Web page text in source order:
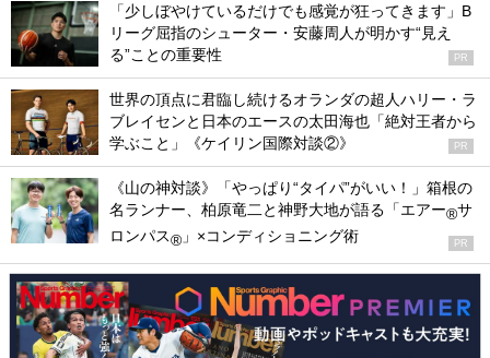
「少しぼやけているだけでも感覚が狂ってきます」B
リーグ屈指のシューター・安藤周人が明かす“見え
る”ことの重要性
PR
世界の頂点に君臨し続けるオランダの超人ハリー・ラ
ブレイセンと日本のエースの太田海也「絶対王者から
学ぶこと」《ケイリン国際対談②》
PR
《山の神対談》「やっぱり“タイパ”がいい！」箱根の
名ランナー、柏原竜二と神野大地が語る「エアー®サ
ロンパス® 」×コンディショニング術 PR